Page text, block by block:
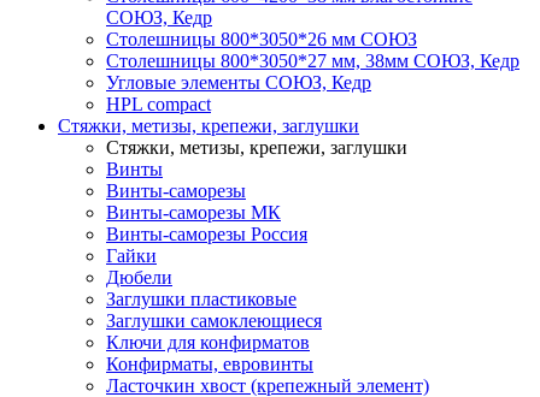
СОЮЗ, Кедр
Столешницы 800*3050*26 мм СОЮЗ
Столешницы 800*3050*27 мм, 38мм СОЮЗ, Кедр
Угловые элементы СОЮЗ, Кедр
HPL compact
Стяжки, метизы, крепежи, заглушки
Стяжки, метизы, крепежи, заглушки
Винты
Винты-саморезы
Винты-саморезы МК
Винты-саморезы Россия
Гайки
Дюбели
Заглушки пластиковые
Заглушки самоклеющиеся
Ключи для конфирматов
Конфирматы, евровинты
Ласточкин хвост (крепежный элемент)